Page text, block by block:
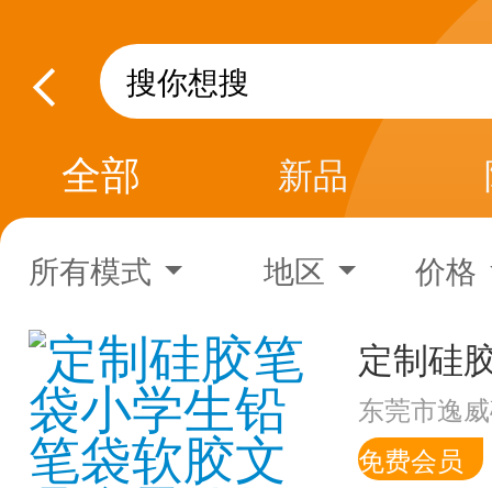
全部 新品
所有模式 地区 价格
东莞市逸
免费会员